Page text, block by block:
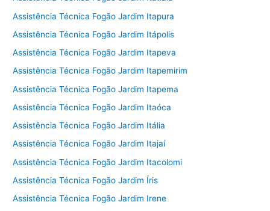
Assistência Técnica Fogão Jardim Itapura
Assistência Técnica Fogão Jardim Itápolis
Assistência Técnica Fogão Jardim Itapeva
Assistência Técnica Fogão Jardim Itapemirim
Assistência Técnica Fogão Jardim Itapema
Assistência Técnica Fogão Jardim Itaóca
Assistência Técnica Fogão Jardim Itália
Assistência Técnica Fogão Jardim Itajaí
Assistência Técnica Fogão Jardim Itacolomi
Assistência Técnica Fogão Jardim Íris
Assistência Técnica Fogão Jardim Irene